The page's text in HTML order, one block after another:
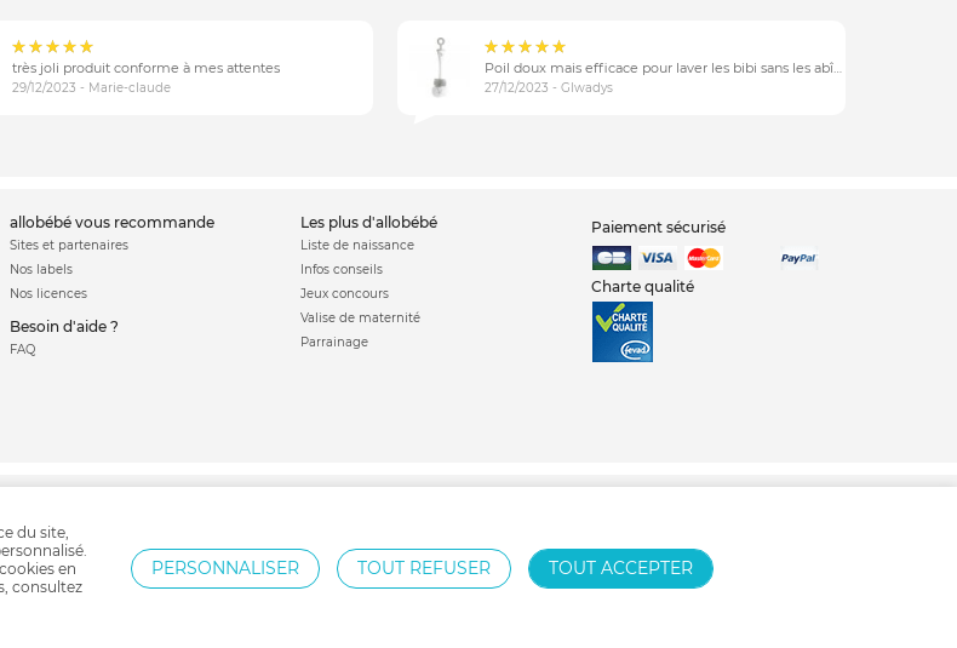
très joli produit conforme à mes attentes
29/12/2023 - Marie-claude 27/12/2023 - Glwadys
allobébé vous recommande
Sites et partenaires
Nos labels
Nos licences
Besoin d'aide ?
FAQ
les plus d'allobébé
Liste de naissance
Infos conseils
Jeux concours
Valise de maternité
Parrainage
Paiement sécurisé
Charte qualité
du site,
en
consultez
PERSONNALISER TOUT REFUSER TOUT ACCEPTER